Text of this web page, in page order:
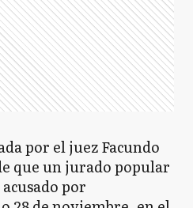
por el juez Facundo
que un jurado popular
por